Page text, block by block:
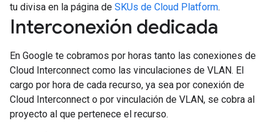
tu divisa en la página de SKUs de Cloud Platform.
Interconexión dedicada
En Google te cobramos por horas tanto las conexiones de
Cloud Interconnect como las vinculaciones de VLAN. El
cargo por hora de cada recurso, ya sea por conexión de
Cloud Interconnect o por vinculación de VLAN, se cobra al
proyecto al que pertenece el recurso.